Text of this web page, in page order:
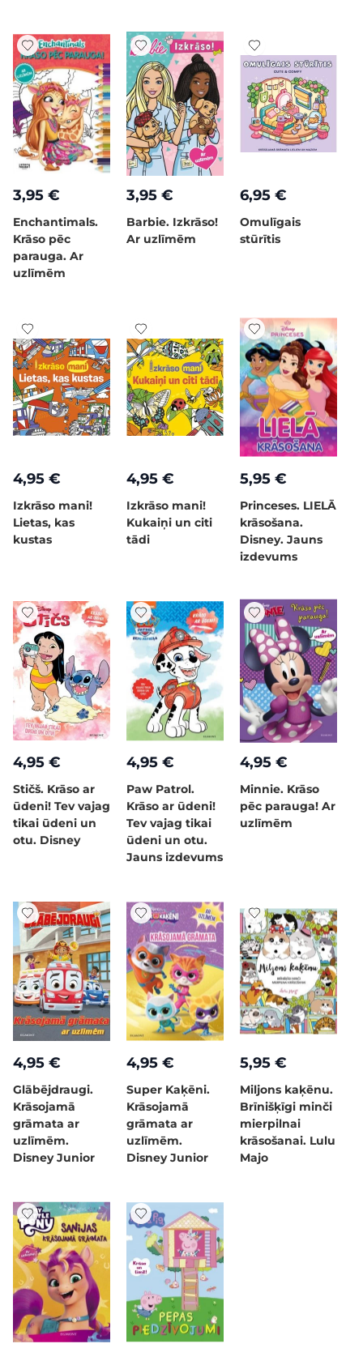
3,95 €
Enchantimals.
Krāso pēc
parauga. Ar
uzlīmēm
3,95 €
Barbie. Izkrāso!
Ar uzlīmēm
6,95 €
Omulīgais
stūrītis
4,95 €
Izkrāso mani!
Lietas, kas
kustas
4,95 €
Izkrāso mani!
Kukaiņi un citi
tādi
5,95 €
Princeses. LIELĀ
krāsošana.
Disney. Jauns
izdevums
4,95 €
Stičš. Krāso ar
ūdeni! Tev vajag
tikai ūdeni un
otu. Disney
4,95 €
Paw Patrol.
Krāso ar ūdeni!
Tev vajag tikai
ūdeni un otu.
Jauns izdevums
4,95 €
Minnie. Krāso
pēc parauga! Ar
uzlīmēm
4,95 €
Glābējdraugi.
Krāsojamā
grāmata ar
uzlīmēm.
Disney Junior
4,95 €
Super Kaķēni.
Krāsojamā
grāmata ar
uzlīmēm.
Disney Junior
5,95 €
Miljons kaķēnu.
Brīnišķīgi minči
mierpilnai
krāsošanai. Lulu
Majo